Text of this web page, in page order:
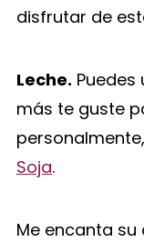
disfrutar de
Leche. Puedes
más te guste
Soja.
Me encanta